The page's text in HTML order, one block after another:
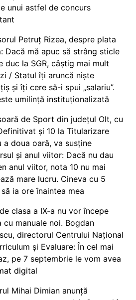
unui astfel de concurs
Petruț Rizea, despre plata
Dacă mă apuc să strâng sticle
duc la SGR, câștig mai mult
/ Statul îți aruncă niște
și îți cere să-i spui „salariu”.
umilință instituționalizată
de Sport din județul Olt, cu
și 10 la Titularizare
a doua oară, va susține
și anul viitor: Dacă nu dau
anul viitor, nota 10 nu mai
mare lucru. Cineva cu 5
ia ore înaintea mea
clasa a IX-a nu vor începe
cu manuale noi. Bogdan
directorul Centrului Național
și Evaluare: În cel mai
pe 7 septembrie le vom avea
digital
Mihai Dimian anunță